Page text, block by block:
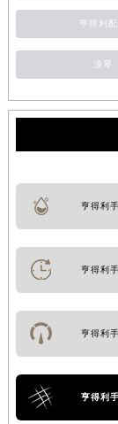
亨得利
浪琴
亨得利
亨得利
亨得利
亨得利